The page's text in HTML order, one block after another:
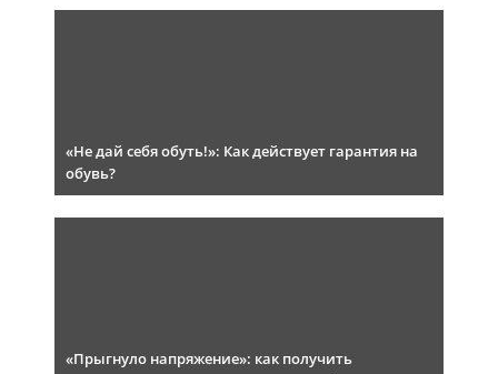
«Не дай себя обуть!»: Как действует гарантия на
обувь?
«Прыгнуло напряжение»: как получить